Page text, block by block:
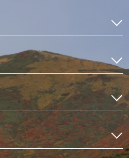
ック体験
ニ畳作り
アー
でんミュージアム
を釣ろう！
こと